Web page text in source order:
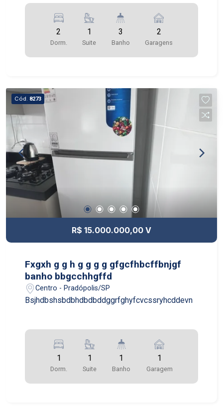
2
Dorm.
1
Suite
3
Banho
2
Garagens
Cód. 8273
R$ 15.000.000,00 V
Fxgxh g g h g g g g gfgcfhbcffbnjgf
banho bbgcchhgffd
Centro - Pradópolis/SP
Bsjhdbshsbdbhdbdbddggrfghyfcvcssryhcddevn
1
Dorm.
1
Suite
1
Banho
1
Garagem